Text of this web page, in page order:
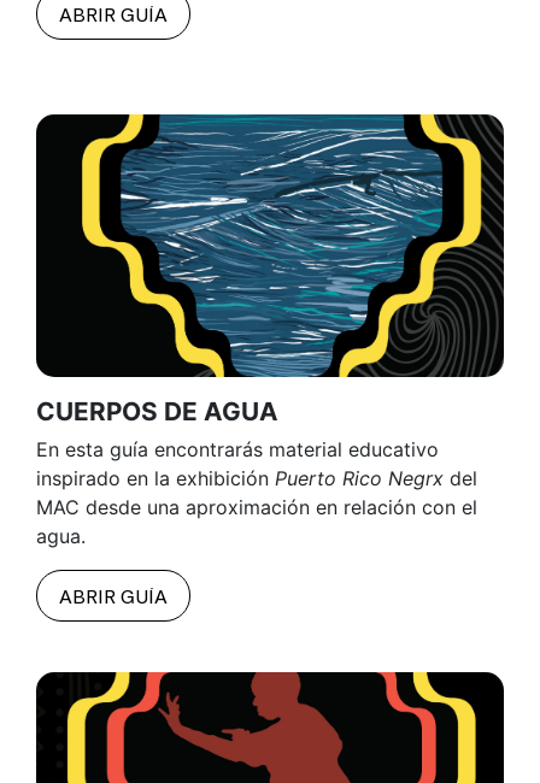
ABRIR GUÍA
CUERPOS DE AGUA
En esta guía encontrarás material educativo
inspirado en la exhibición Puerto Rico Negrx del
MAC desde una aproximación en relación con el
agua.
ABRIR GUÍA